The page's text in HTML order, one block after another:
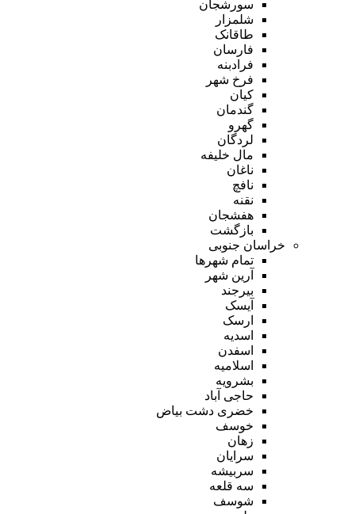
سورشجان
شلمزار
طاقانک
فارسان
فرادبنه
فرخ شهر
کیان
گندمان
گهرو
لردگان
مال خلیفه
ناغان
نافچ
نقنه
هفشجان
بازگشت
خراسان جنوبی
تمام شهر‌ها
آرین شهر
بیرجند
آیسک
ارسک
اسدیه
اسفدن
اسلامیه
بشرویه
حاجی آباد
خضری دشت بیاض
خوسف
زهان
سرایان
سربیشه
سه قلعه
شوسف